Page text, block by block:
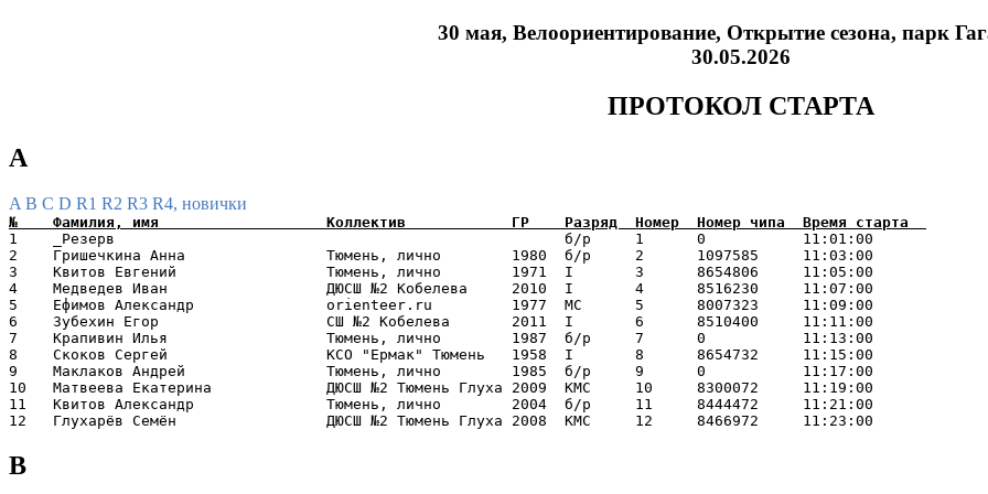
30 мая, Велоориентирование, Открытие сезона, парк
30.05.2026
ПРОТОКОЛ СТАРТА
A
AB C D R1 R2 R3 R4, новички
1    _Резерв                                                   б/р     1      0           11:01:00
2    Гришечкина Анна                Тюмень, лично        1980  б/р     2      1097585     11:03:00
3    Квитов Евгений                 Тюмень, лично        1971  I       3      8654806     11:05:00
4    Медведев Иван                  ДЮСШ №2 Кобелева     2010  I       4      8516230     11:07:00
5    Ефимов Александр               orienteer.ru         1977  МС      5      8007323     11:09:00
6    Зубехин Егор                   СШ №2 Кобелева       2011  I       6      8510400     11:11:00
7    Крапивин Илья                  Тюмень, лично        1987  б/р     7      0           11:13:00
8    Скоков Сергей                  КСО "Ермак" Тюмень   1958  I       8      8654732     11:15:00
9    Маклаков Андрей                Тюмень, лично        1985  б/р     9      0           11:17:00
10   Матвеева Екатерина             ДЮСШ №2 Тюмень Глуха 2009  КМС     10     8300072     11:19:00
11   Квитов Александр               Тюмень, лично        2004  б/р     11     8444472     11:21:00
B